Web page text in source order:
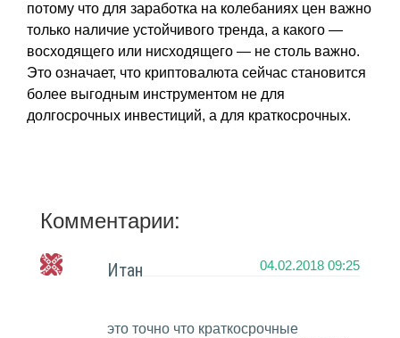
потому что для заработка на колебаниях цен важно
только наличие устойчивого тренда, а какого —
восходящего или нисходящего — не столь важно.
Это означает, что криптовалюта сейчас становится
более выгодным инструментом не для
долгосрочных инвестиций, а для краткосрочных.
Комментарии:
Итан 04.02.2018 09:25
это точно что краткосрочные